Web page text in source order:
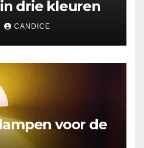
drie kleuren
CANDICE
voor de